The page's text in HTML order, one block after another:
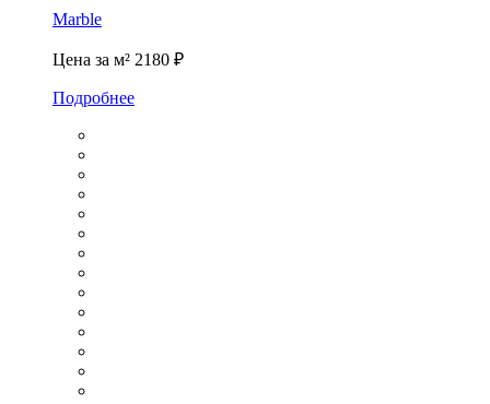
Marble
Цена за м² 2180 ₽
Подробнее